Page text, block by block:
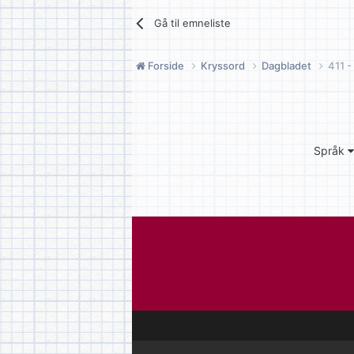
Gå til emneliste
Forside Kryssord Dagbladet 411
Språk